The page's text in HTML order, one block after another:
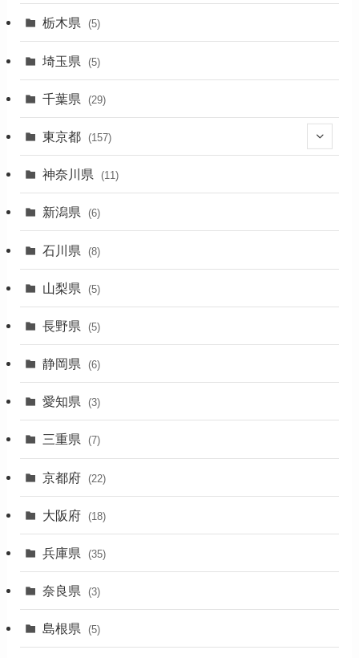
(1)
(1)
(3)
栃木県 (5)
埼玉県 (5)
千葉県 (29)
東京都 (157)
(36)
(11)
(1)
(5)
(11)
(4)
(4)
(17)
神奈川県 (11)
新潟県 (6)
石川県 (8)
山梨県 (5)
長野県 (5)
静岡県 (6)
愛知県 (3)
三重県 (7)
京都府 (22)
大阪府 (18)
兵庫県 (35)
奈良県 (3)
島根県 (5)